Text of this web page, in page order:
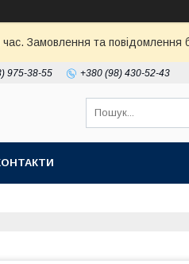
час. Замовлення та
975-38-55 +380 (98) 430-52-43